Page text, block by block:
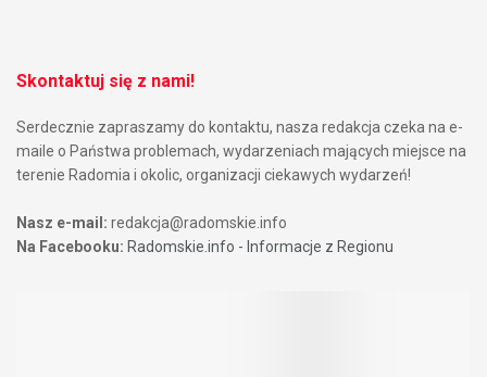
Skontaktuj się z nami!
Serdecznie zapraszamy do kontaktu, nasza redakcja czeka na e-
maile o Państwa problemach, wydarzeniach mających miejsce na
terenie Radomia i okolic, organizacji ciekawych wydarzeń!
Nasz e-mail: redakcja@radomskie.info
Na Facebooku: Radomskie.info - Informacje z Regionu